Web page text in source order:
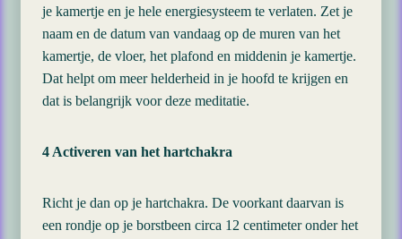
je kamertje en je hele energiesysteem te verlaten. Zet je
naam en de datum van vandaag op de muren van het
kamertje, de vloer, het plafond en middenin je kamertje.
Dat helpt om meer helderheid in je hoofd te krijgen en
dat is belangrijk voor deze meditatie.
4 Activeren van het hartchakra
Richt je dan op je hartchakra. De voorkant daarvan is
een rondje op je borstbeen circa 12 centimeter onder het